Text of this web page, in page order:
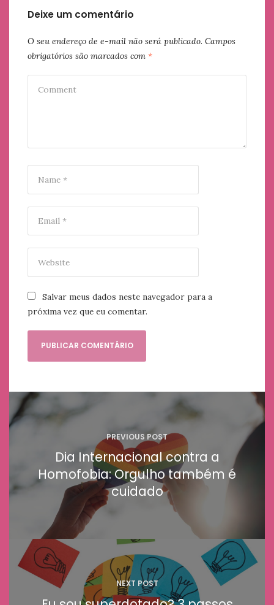
Deixe um comentário
O seu endereço de e-mail não será publicado. Campos
obrigatórios são marcados com *
Salvar meus dados neste navegador para a
próxima vez que eu comentar.
Navegação
de
PREVIOUS POST
Dia Internacional contra a
Homofobia: Orgulho também é
cuidado
NEXT POST